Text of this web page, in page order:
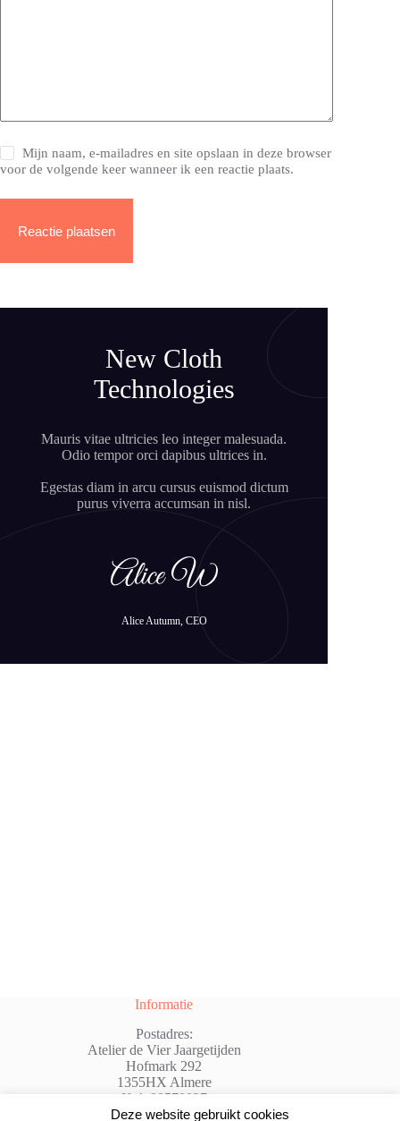
Mijn naam, e-mailadres en site opslaan in deze browser
voor de volgende keer wanneer ik een reactie plaats.
Reactie plaatsen
New Cloth
Technologies
Mauris vitae ultricies leo integer malesuada.
Odio tempor orci dapibus ultrices in.
Egestas diam in arcu cursus euismod dictum
purus viverra accumsan in nisl.
Alice Autumn, CEO
Informatie
Postadres:
Atelier de Vier Jaargetijden
Hofmark 292
1355HX Almere
Kvk:98579037
@: info@atelierdevierjaargetijden.nl
Deze website gebruikt cookies